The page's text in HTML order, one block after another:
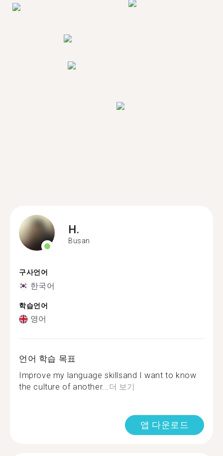
H.
Busan
구사언어
한국어
학습언어
영어
언어 학습 목표
Improve my language skillsand I want to know
the culture of another...더 보기
앱 다운로드